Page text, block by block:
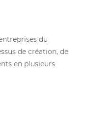
du
de création, de
en plusieurs